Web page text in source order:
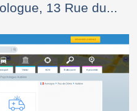
13 Rue du...